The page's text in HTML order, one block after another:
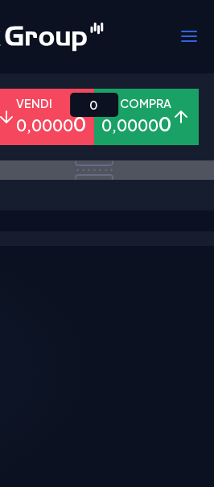
Forex Metalli Azioni
VENDI
0,00000
COMPRA
0,00000
0